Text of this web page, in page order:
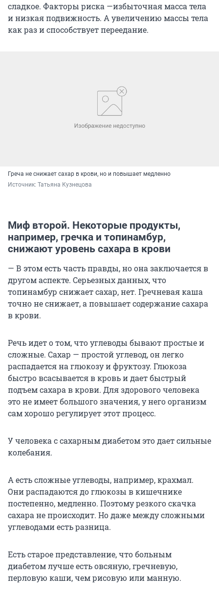
сладкое. Факторы риска —избыточная масса тела
и низкая подвижность. А увеличению массы тела
как раз и способствует переедание.
Греча не снижает сахар в крови, но и повышает медленно
Источник: Татьяна Кузнецова
Миф второй. Некоторые продукты,
например, гречка и топинамбур,
снижают уровень сахара в крови
— В этом есть часть правды, но она заключается в
другом аспекте. Серьезных данных, что
топинамбур снижает сахар, нет. Гречневая каша
точно не снижает, а повышает содержание сахара
в крови.
Речь идет о том, что углеводы бывают простые и
сложные. Сахар — простой углевод, он легко
распадается на глюкозу и фруктозу. Глюкоза
быстро всасывается в кровь и дает быстрый
подъем сахара в крови. Для здорового человека
это не имеет большого значения, у него организм
сам хорошо регулирует этот процесс.
У человека с сахарным диабетом это дает сильные
колебания.
А есть сложные углеводы, например, крахмал.
Они распадаются до глюкозы в кишечнике
постепенно, медленно. Поэтому резкого скачка
сахара не происходит. Но даже между сложными
углеводами есть разница.
Есть старое представление, что больным
диабетом лучше есть овсяную, гречневую,
перловую каши, чем рисовую или манную.